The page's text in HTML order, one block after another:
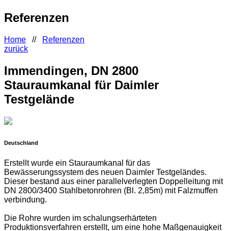
Referenzen
Home //
Referenzen
zurück
Immendingen, DN 2800
Stauraumkanal für Daimler
Testgelände
Deutschland
Erstellt wurde ein Stauraumkanal für das
Bewässerungssystem des neuen Daimler Testgeländes.
Dieser bestand aus einer parallelverlegten Doppelleitung mit
DN 2800/3400 Stahlbetonrohren (Bl. 2,85m) mit Falzmuffen
verbindung.
Die Rohre wurden im schalungserhärteten
Produktionsverfahren erstellt, um eine hohe Maßgenauigkeit